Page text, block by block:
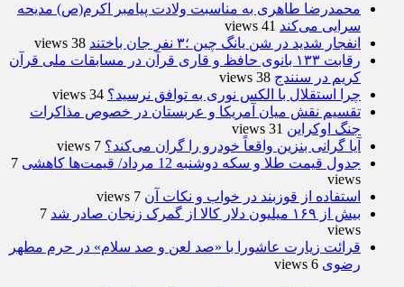
محمدرضا طاهری به مناسبت ولادت پیامبر اکرم(ص) مدیحه
سرایی می‌کند 41 views
انفجار شدید در شن یانگ چین ؛۳ نفر جان باختند
38 views
رقابت ۱۳۳ بانوی حافظ و قاری قرآن در مسابقات ملی قرآن
کریم در سنندج 38 views
چرا استقلال با الکس نوری به توافق نرسید؟ 34 views
تقسیم نقش میان آمریکا و عربستان در خصوص مذاکرات
جنگ اوکراین 31 views
آیا گرانی بنزین واقعاً خودرو را گران می‌کند؟ 7 views
جدول قیمت طلا و سکه دوشنبه 12 مرداد/ قیمت‌ها کاهشی
7
views
استفاده از قوزبند در خواب و نکات آن 7 views
بیش از ۱۶۹ میلیون دلار کالا از گمرک زنجان صادر شد
7
views
قرائت زیارت عاشورا با «صد لعن و صد سلام» در حرم مطهر
رضوی 6 views